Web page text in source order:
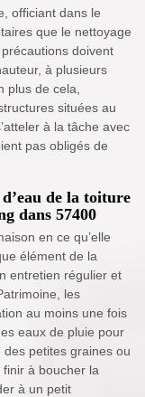
officiant dans le
que le nettoyage
doivent
à plusieurs
plus de cela,
situées au
à la tâche avec
pas obligés de
de la toiture
dans 57400
en ce qu’elle
élément de la
entretien régulier et
les
au moins une fois
eaux de pluie pour
des petites graines ou
à boucher la
à un petit